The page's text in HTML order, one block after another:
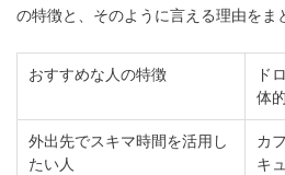
の特徴と、そのように言える理由をま
おすすめな人の特徴
ド
体
外出先でスキマ時間を活用し
たい人
カ
キ